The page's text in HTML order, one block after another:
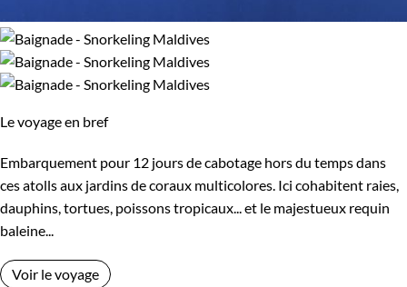
Le voyage en bref
Embarquement pour 12 jours de cabotage hors du temps dans
ces atolls aux jardins de coraux multicolores. Ici cohabitent raies,
dauphins, tortues, poissons tropicaux... et le majestueux requin
baleine...
Voir le voyage